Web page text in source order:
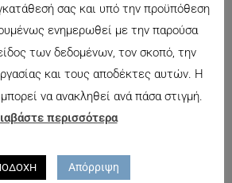
144.00€
σας και υπό την προϋπόθεση
ενημερωθεί με την παρούσα
των δεδομένων, τον σκοπό, την
και τους αποδέκτες αυτών. Η
να ανακληθεί ανά πάσα στιγμή.
περισσότερα
Απόρριψη